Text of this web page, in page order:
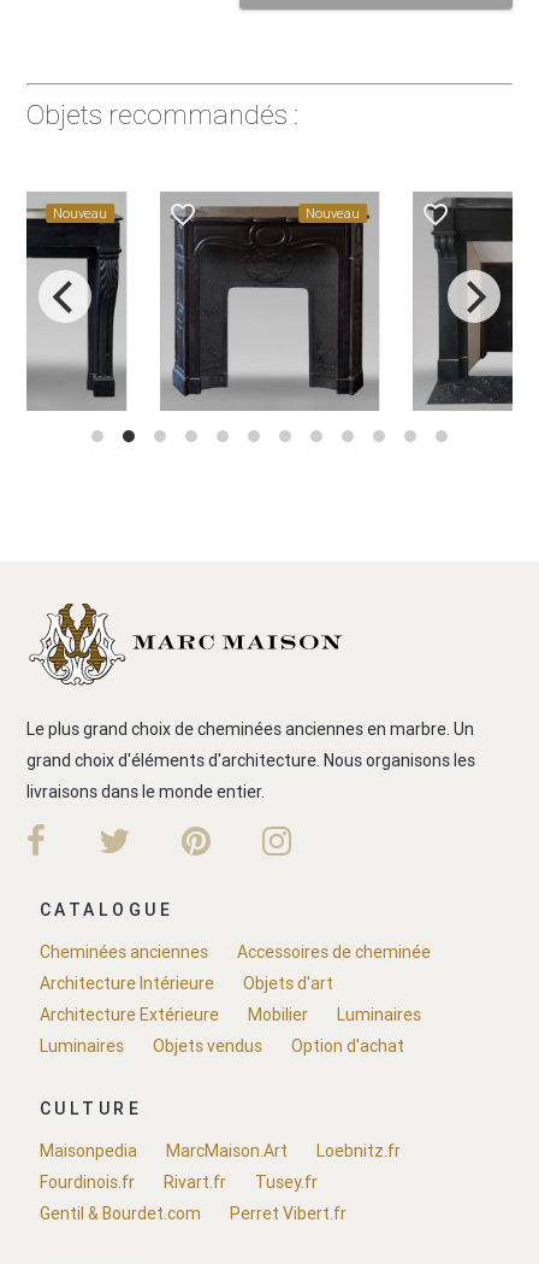
Objets recommandés :
Nouveau favorite_border Nouveau favorite_border
Le plus grand choix de cheminées anciennes en marbre. Un
grand choix d'éléments d'architecture. Nous organisons les
livraisons dans le monde entier.
CATALOGUE
Cheminées anciennes
Accessoires de cheminée
Architecture Intérieure
Objets d'art
Architecture Extérieure
Mobilier
Luminaires
Luminaires
Objets vendus Option d'achat
CULTURE
Maisonpedia
MarcMaison.Art
Loebnitz.fr
Fourdinois.fr
Rivart.fr
Tusey.fr
Gentil & Bourdet.com
Perret Vibert.fr